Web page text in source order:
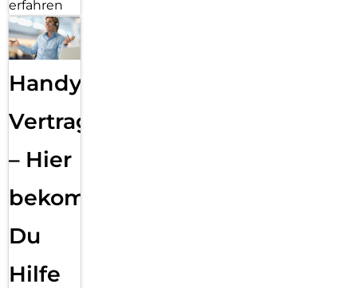
erfahren
Handy
Vertragsabwicklung
– Hier
bekommst
Du
Hilfe